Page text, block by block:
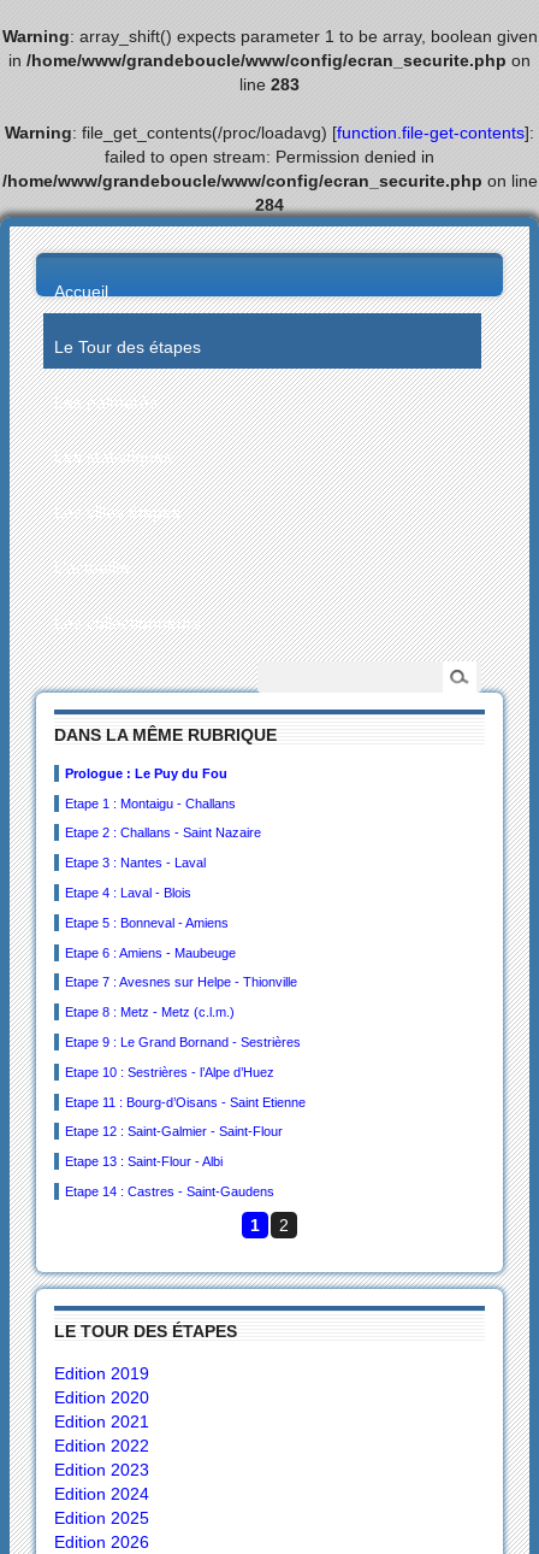
Warning: array_shift() expects parameter 1 to be array, boolean given
in /home/www/grandeboucle/www/config/ecran_securite.php on
line 283
Warning: file_get_contents(/proc/loadavg) [function.file-get-contents]:
failed to open stream: Permission denied in
/home/www/grandeboucle/www/config/ecran_securite.php on line
284
Accueil
Le Tour des étapes
Les palmarès
Les statistiques
Les villes étapes
L’actualité
Les collectionneurs
DANS LA MÊME RUBRIQUE
Prologue : Le Puy du Fou
Etape 1 : Montaigu - Challans
Etape 2 : Challans - Saint Nazaire
Etape 3 : Nantes - Laval
Etape 4 : Laval - Blois
Etape 5 : Bonneval - Amiens
Etape 6 : Amiens - Maubeuge
Etape 7 : Avesnes sur Helpe - Thionville
Etape 8 : Metz - Metz (c.l.m.)
Etape 9 : Le Grand Bornand - Sestrières
Etape 10 : Sestrières - l’Alpe d’Huez
Etape 11 : Bourg-d’Oisans - Saint Etienne
Etape 12 : Saint-Galmier - Saint-Flour
Etape 13 : Saint-Flour - Albi
Etape 14 : Castres - Saint-Gaudens
1 2
LE TOUR DES ÉTAPES
Edition 2019
Edition 2020
Edition 2021
Edition 2022
Edition 2023
Edition 2024
Edition 2025
Edition 2026